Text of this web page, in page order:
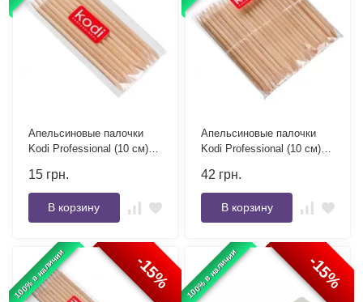
Апельсиновые палочки
Kodi Professional (10 см)
15 грн.
В корзину
Апельсиновые палочки
Kodi Professional (10 см)
42 грн.
В корзину
100% в наличии -15% 100% в наличии -15%